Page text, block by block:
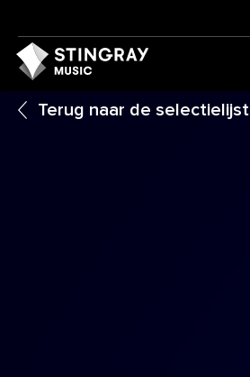
Terug naar de selectielijst